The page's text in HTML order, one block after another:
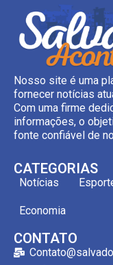
Nosso site é uma
fornecer notícias
Com uma firme
informações, o
fonte confiável de
CATEGORIAS
Notícias
Economia
CONTATO